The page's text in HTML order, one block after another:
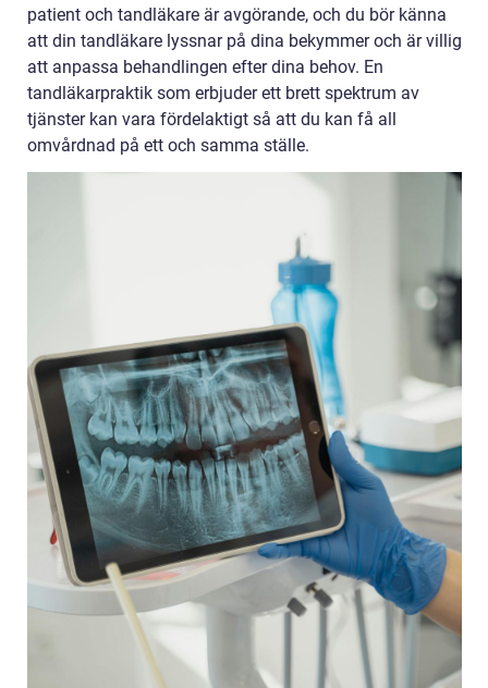
patient och tandläkare är avgörande, och du bör känna
att din tandläkare lyssnar på dina bekymmer och är villig
att anpassa behandlingen efter dina behov. En
tandläkarpraktik som erbjuder ett brett spektrum av
tjänster kan vara fördelaktigt så att du kan få all
omvårdnad på ett och samma ställe.